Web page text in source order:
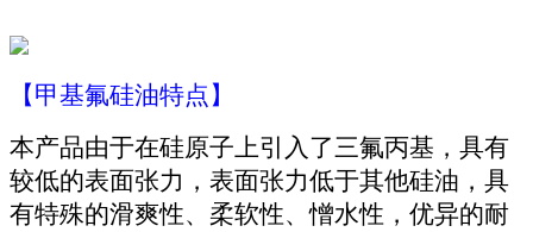
【甲基氟硅油特点 】
本产品由于在硅原子上引入了三氟丙基， 具有
较低的表面张力，表面张力低于其他硅油， 具
有特殊的滑爽性、柔软性、憎水性， 优异的耐